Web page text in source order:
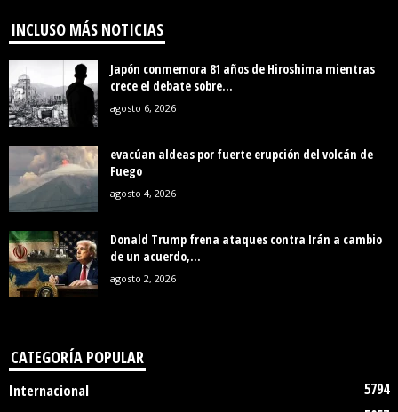
INCLUSO MÁS NOTICIAS
Japón conmemora 81 años de Hiroshima mientras
crece el debate sobre...
agosto 6, 2026
evacúan aldeas por fuerte erupción del volcán de
Fuego
agosto 4, 2026
Donald Trump frena ataques contra Irán a cambio
de un acuerdo,...
agosto 2, 2026
CATEGORÍA POPULAR
Internacional
5794